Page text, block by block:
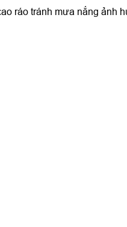
ráo tránh mưa nắng ảnh